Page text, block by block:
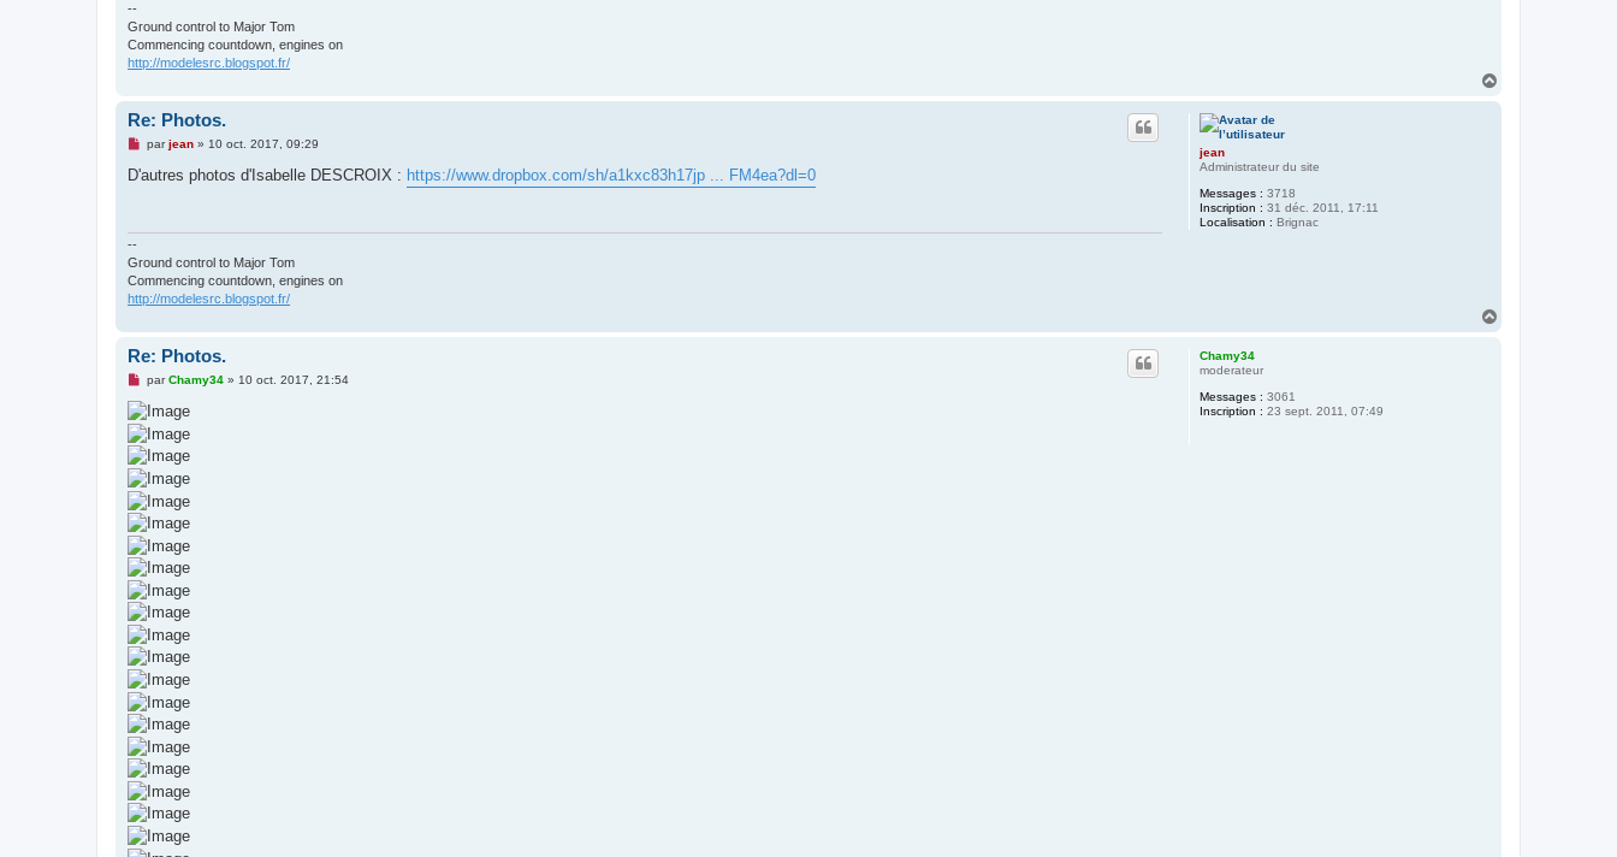
o
n
l
u
--
Ground control to Major Tom
Commencing countdown, engines on
http://modelesrc.blogspot.fr/
jean
Administrateur du site
Messages : 3718
Inscription : 31 déc. 2011, 17:11
Localisation : Brignac
Re: Photos.
M
s
o
l
u
parjean» 10 oct. 2017, 09:29
D'autres photos d'Isabelle DESCROIX : https://www.dropbox.com/sh/a1kxc83h17jp ... FM4ea?dl=0
--
Ground control to Major Tom
Commencing countdown, engines on
http://modelesrc.blogspot.fr/
Chamy34
moderateur
Messages : 3061
Inscription : 23 sept. 2011, 07:49
Re: Photos.
M
s
s
a
g
e
n
o
n
l
u
parChamy34» 10 oct. 2017, 21:54